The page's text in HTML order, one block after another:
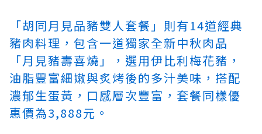
「胡同月見品豬雙人套餐」則有14道經典
豬肉料理，包含一道獨家全新中秋肉品
「月見豬壽喜燒」，選用伊比利梅花豬，
油脂豐富細嫩與炙烤後的多汁美味，搭配
濃郁生蛋黃，口感層次豐富，套餐同樣優
惠價為3,888元。